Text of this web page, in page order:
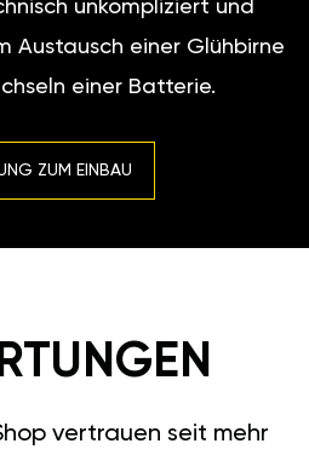
unkompliziert und
Austausch einer Glühbirne
einer Batterie.
ZUM EINBAU
vertrauen seit mehr